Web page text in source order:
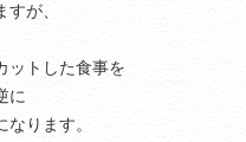
が、
ットした食事を
に
ります。